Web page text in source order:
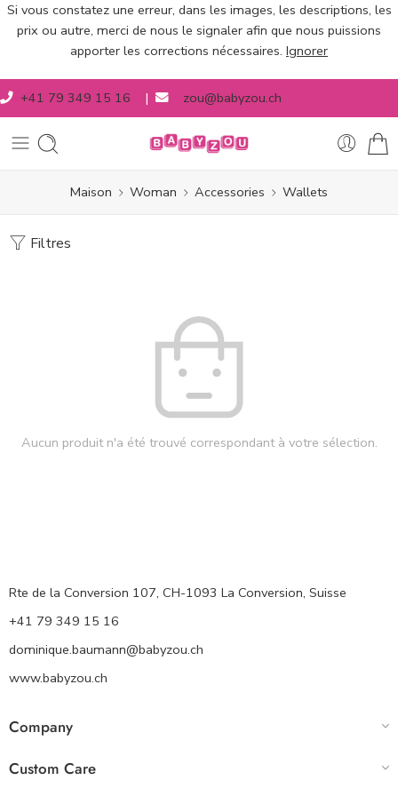
Si vous constatez une erreur, dans les images, les descriptions, les
prix ou autre, merci de nous le signaler afin que nous puissions
apporter les corrections nécessaires. Ignorer
+41 79 349 15 16 | zou@babyzou.ch
Maison Woman Accessories Wallets
Filtres
Aucun produit n'a été trouvé correspondant à votre sélection.
Rte de la Conversion 107, CH-1093 La Conversion, Suisse
+41 79 349 15 16
dominique.baumann@babyzou.ch
www.babyzou.ch
Company
Custom Care